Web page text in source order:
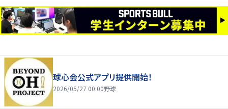
球心会公式アプリ提供開始！
2026/05/27 00:00野球